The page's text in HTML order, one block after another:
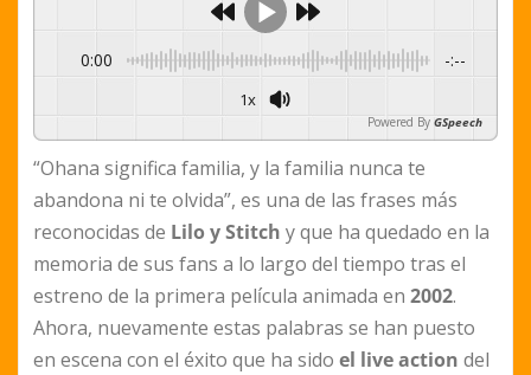
0:00 -:--
1x
Powered By GSpeech
“Ohana significa familia, y la familia nunca te
abandona ni te olvida”, es una de las frases más
reconocidas de Lilo y Stitch y que ha quedado en la
memoria de sus fans a lo largo del tiempo tras el
estreno de la primera película animada en 2002.
Ahora, nuevamente estas palabras se han puesto
en escena con el éxito que ha sido el live action del